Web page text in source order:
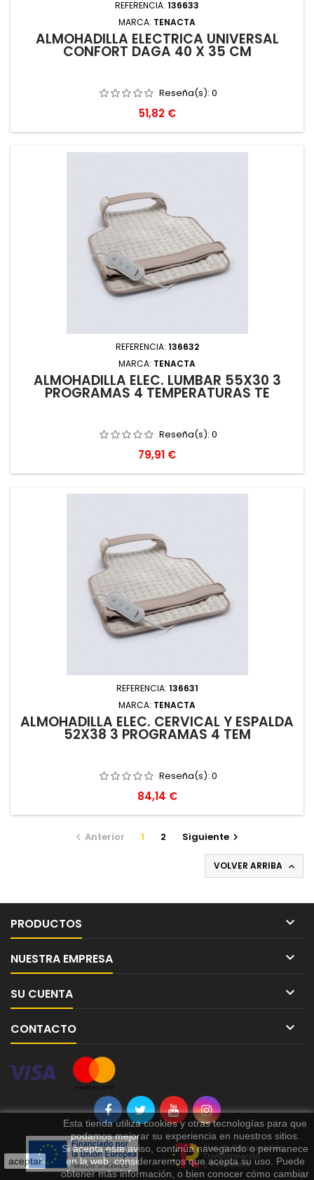
REFERENCIA: 136633
MARCA: TENACTA
ALMOHADILLA ELECTRICA UNIVERSAL
CONFORT DAGA 40 X 35 CM
Reseña(s): 0
Precio
51,82 €
REFERENCIA: 136632
MARCA: TENACTA
ALMOHADILLA ELEC. LUMBAR 55X30 3
PROGRAMAS 4 TEMPERATURAS TE
Reseña(s): 0
Precio
79,91 €
REFERENCIA: 136631
MARCA: TENACTA
ALMOHADILLA ELEC. CERVICAL Y ESPALDA
52X38 3 PROGRAMAS 4 TEM
Reseña(s): 0
Precio
84,14 €
 Anterior 1 2 Siguiente 
VOLVER ARRIBA 
PRODUCTOS 
NUESTRA EMPRESA 
SU CUENTA 
CONTACTO 
aceptar
Esta tienda utiliza cookies y otras tecnologías para que
podamos mejorar su experiencia en nuestros sitios.
Si acepta este aviso, continúa navegando o permanece
en la web, consideraremos que acepta su uso. Puede
obtener más información, o bien conocer cómo cambiar